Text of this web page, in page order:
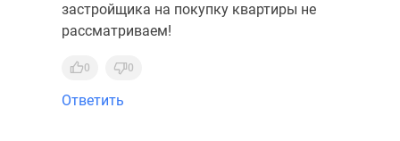
застройщика на покупку квартиры не
рассматриваем!
0 0
Ответить